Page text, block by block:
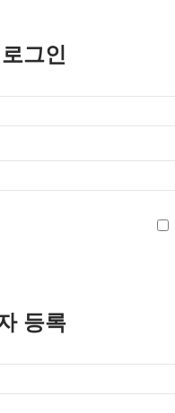
그인
등록